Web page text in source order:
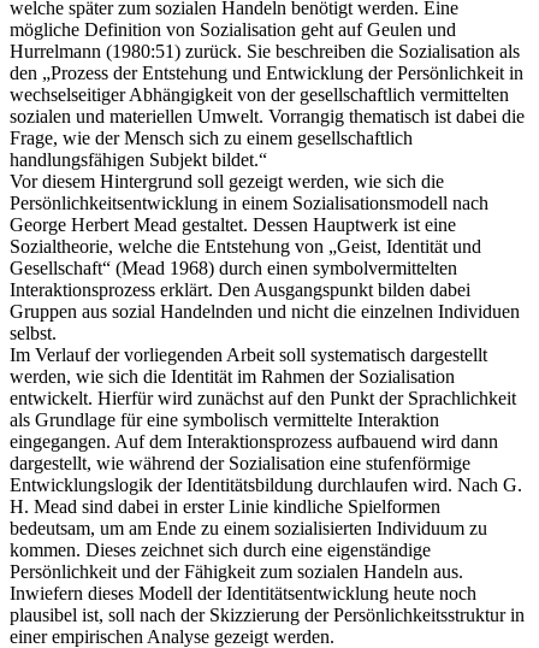
welche später zum sozialen Handeln benötigt werden. Eine
mögliche Definition von Sozialisation geht auf Geulen und
Hurrelmann (1980:51) zurück. Sie beschreiben die Sozialisation als
den „Prozess der Entstehung und Entwicklung der Persönlichkeit in
wechselseitiger Abhängigkeit von der gesellschaftlich vermittelten
sozialen und materiellen Umwelt. Vorrangig thematisch ist dabei die
Frage, wie der Mensch sich zu einem gesellschaftlich
handlungsfähigen Subjekt bildet.“
Vor diesem Hintergrund soll gezeigt werden, wie sich die
Persönlichkeitsentwicklung in einem Sozialisationsmodell nach
George Herbert Mead gestaltet. Dessen Hauptwerk ist eine
Sozialtheorie, welche die Entstehung von „Geist, Identität und
Gesellschaft“ (Mead 1968) durch einen symbolvermittelten
Interaktionsprozess erklärt. Den Ausgangspunkt bilden dabei
Gruppen aus sozial Handelnden und nicht die einzelnen Individuen
selbst.
Im Verlauf der vorliegenden Arbeit soll systematisch dargestellt
werden, wie sich die Identität im Rahmen der Sozialisation
entwickelt. Hierfür wird zunächst auf den Punkt der Sprachlichkeit
als Grundlage für eine symbolisch vermittelte Interaktion
eingegangen. Auf dem Interaktionsprozess aufbauend wird dann
dargestellt, wie während der Sozialisation eine stufenförmige
Entwicklungslogik der Identitätsbildung durchlaufen wird. Nach G.
H. Mead sind dabei in erster Linie kindliche Spielformen
bedeutsam, um am Ende zu einem sozialisierten Individuum zu
kommen. Dieses zeichnet sich durch eine eigenständige
Persönlichkeit und der Fähigkeit zum sozialen Handeln aus.
Inwiefern dieses Modell der Identitätsentwicklung heute noch
plausibel ist, soll nach der Skizzierung der Persönlichkeitsstruktur in
einer empirischen Analyse gezeigt werden.